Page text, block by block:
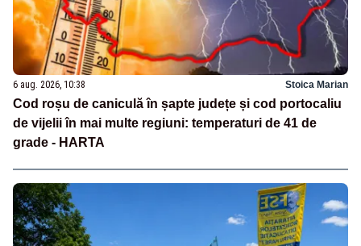
6 aug. 2026, 10:38 Stoica Marian
Cod roșu de caniculă în șapte județe și cod portocaliu
de vijelii în mai multe regiuni: temperaturi de 41 de
grade - HARTA